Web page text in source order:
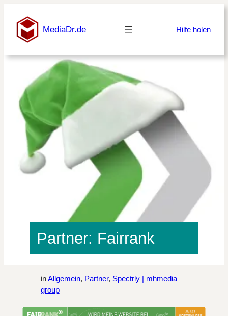
Inhalt
springen
MediaDr.de Hilfe holen
Partner: Fairrank
inAllgemein, Partner, Spectrly | mhmedia
group